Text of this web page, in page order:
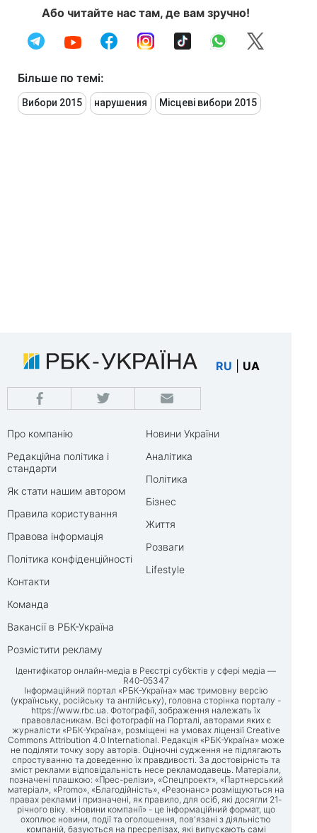
Або читайте нас там, де вам зручно!
Більше по темі:
Вибори 2015 нарушения Місцеві вибори 2015
RU UA
Про компанію
Редакційна політика і
стандарти
Як стати нашим автором
Правила користування
Правова інформація
Політика конфіденційності
Контакти
Команда
Вакансії в РБК-Україна
Розмістити рекламу
Новини України
Аналітика
Політика
Бізнес
Життя
Розваги
Lifestyle
Ідентифікатор онлайн-медіа в Реєстрі суб’єктів у сфері медіа —
R40-05347
Інформаційний портал «РБК-Україна» має тримовну версію
(українську, російську та англійську), головна сторінка порталу -
https://www.rbc.ua. Фотографії, зображення належать їх
правовласникам. Всі фотографії на Порталі, авторами яких є
журналісти «РБК-Україна», розміщені на умовах ліцензії Creative
Commons Attribution 4.0 International. Редакція «РБК-Україна» може
не поділяти точку зору авторів. Оціночні судження не підлягають
спростуванню та доведенню їх правдивості. За достовірність та
зміст реклами відповідальність несе рекламодавець. Матеріали,
позначені плашкою: «Прес-релізи», «Спецпроект», «Партнерський
матеріал», «Promo», «Благодійність», «Резонанс» розміщуються на
правах реклами і призначені, як правило, для осіб, які досягли 21-
річного віку. «Новини компанії» - це інформаційний формат, що
охоплює новини, події та оголошення, пов'язані з діяльністю
компаній, базуються на пресрелізах, які випускають самі